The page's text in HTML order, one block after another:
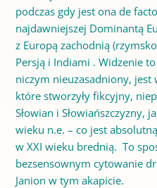
podczas gdy jest ona de
najdawniejszej Dominantą
z Europą zachodnią
Persją i Indiami . Widzenie
niczym nieuzasadniony, jest
które stworzyły fikcyjny,
Słowian i Słowiańszczyzny,
wieku n.e. – co jest
w XXI wieku brednią. To
bezsensownym cytowanie
Janion w tym akapicie.